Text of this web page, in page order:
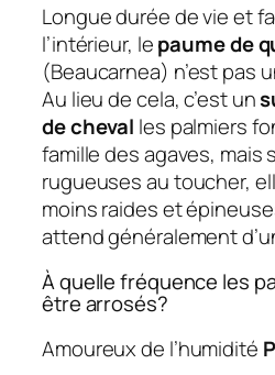
Longue durée de vie et
l’intérieur, lepaume de
(Beaucarnea) n’est pas
Au lieu de cela, c’est un
de cheval les palmiers
famille des agaves, mais
rugueuses au toucher,
moins raides et
attend généralement
À quelle fréquence les
être arrosés?
Amoureux de l’humidité